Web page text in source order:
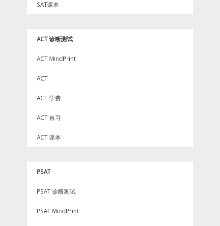
SAT课本
ACT 诊断测试
ACT MindPrint
ACT
ACT 学费
ACT 自习
ACT 课本
PSAT
PSAT 诊断测试
PSAT MindPrint